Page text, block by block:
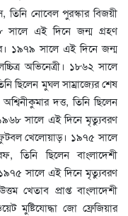
তিনি নোবেল পুরস্কার বিজয়ী
সালে এই দিনে জন্ম গ্রহণ
১৯৭৯ সালে এই দিনে জন্ম
অভিনেত্রী। ১৮৬২ সালে
ছিলেন মুঘল সাম্রাজ্যের শেষ
দত্ত, তিনি ছিলেন
সালে এই দিনে মৃত্যুবরণ
ফুটবল খেলোয়াড়। ১৯৭৫ সালে
তিনি ছিলেন বাংলাদেশী
সালে এই দিনে মৃত্যুবরণ
খেতাব প্রাপ্ত বাংলাদেশী
মুষ্টিযোদ্ধা জো ফ্রেজিয়ার